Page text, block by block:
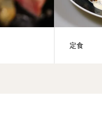
定食